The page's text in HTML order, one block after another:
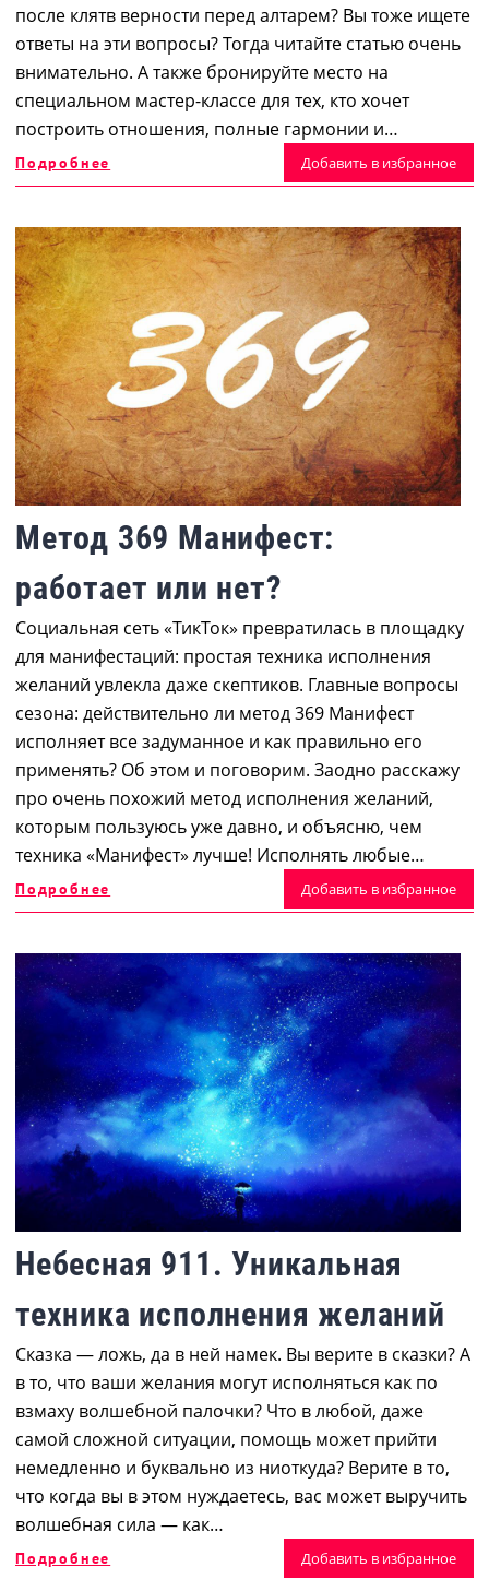
после клятв верности перед алтарем? Вы тоже ищете
ответы на эти вопросы? Тогда читайте статью очень
внимательно. А также бронируйте место на
специальном мастер-классе для тех, кто хочет
построить отношения, полные гармонии и…
Подробнее Добавить в избранное
Метод 369 Манифест:
работает или нет?
Социальная сеть «ТикТок» превратилась в площадку
для манифестаций: простая техника исполнения
желаний увлекла даже скептиков. Главные вопросы
сезона: действительно ли метод 369 Манифест
исполняет все задуманное и как правильно его
применять? Об этом и поговорим. Заодно расскажу
про очень похожий метод исполнения желаний,
которым пользуюсь уже давно, и объясню, чем
техника «Манифест» лучше! Исполнять любые…
Подробнее Добавить в избранное
Небесная 911. Уникальная
техника исполнения желаний
Сказка ― ложь, да в ней намек. Вы верите в сказки? А
в то, что ваши желания могут исполняться как по
взмаху волшебной палочки? Что в любой, даже
самой сложной ситуации, помощь может прийти
немедленно и буквально из ниоткуда? Верите в то,
что когда вы в этом нуждаетесь, вас может выручить
волшебная сила ― как…
Подробнее Добавить в избранное